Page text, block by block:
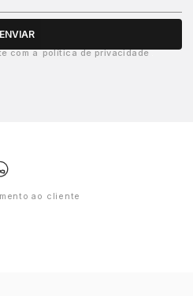
ENVIAR
com a política de privacidade
ao cliente